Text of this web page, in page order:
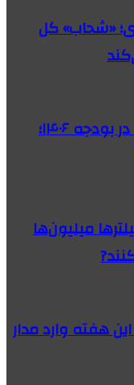
«شحاب» کل
تسویه بدهی‌های صنعت دارو در بودجه ۱۴۰۶؛
میلیون‌ها
هفته وارد مدار